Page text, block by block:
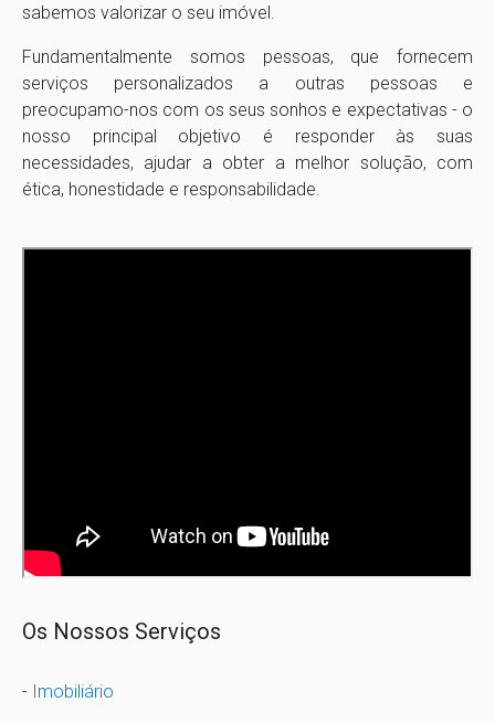
sabemos valorizar o seu imóvel.
Fundamentalmente somos pessoas, que fornecem
serviços personalizados a outras pessoas e
preocupamo-nos com os seus sonhos e expectativas - o
nosso principal objetivo é responder às suas
necessidades, ajudar a obter a melhor solução, com
ética, honestidade e responsabilidade.
Os Nossos Serviços
- Imobiliário